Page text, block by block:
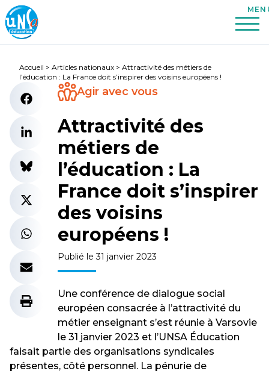
Accueil > Articles nationaux > Attractivité des métiers de
l’éducation : La France doit s’inspirer des voisins européens !
Agir avec vous
Attractivité des
métiers de
l’éducation : La
France doit s’inspirer
des voisins
européens !
Publié le 31 janvier 2023
Une conférence de dialogue social
européen consacrée à l’attractivité du
métier enseignant s’est réunie à Varsovie
le 31 janvier 2023 et l’UNSA Éducation
faisait partie des organisations syndicales
présentes, côté personnel. La pénurie de